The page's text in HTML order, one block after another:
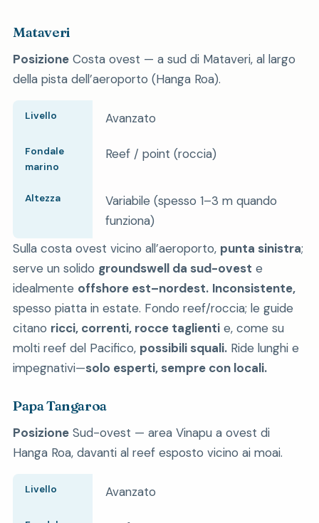
Mataveri
PosizioneCosta ovest — a sud di Mataveri, al largo
della pista dell’aeroporto (Hanga Roa).
Livello Avanzato
Fondale
marino
Reef / point (roccia)
Altezza
Variabile (spesso 1–3 m quando
funziona)
Sulla costa ovest vicino all’aeroporto, punta sinistra;
serve un solido groundswell da sud-ovest e
idealmente offshore est–nordest. Inconsistente,
spesso piatta in estate. Fondo reef/roccia; le guide
citano ricci, correnti, rocce taglientie, come su
molti reef del Pacifico, possibili squali.Ride lunghi e
impegnativi—solo esperti, sempre con locali.
Papa Tangaroa
PosizioneSud-ovest — area Vinapu a ovest di
Hanga Roa, davanti al reef esposto vicino ai moai.
Livello Avanzato